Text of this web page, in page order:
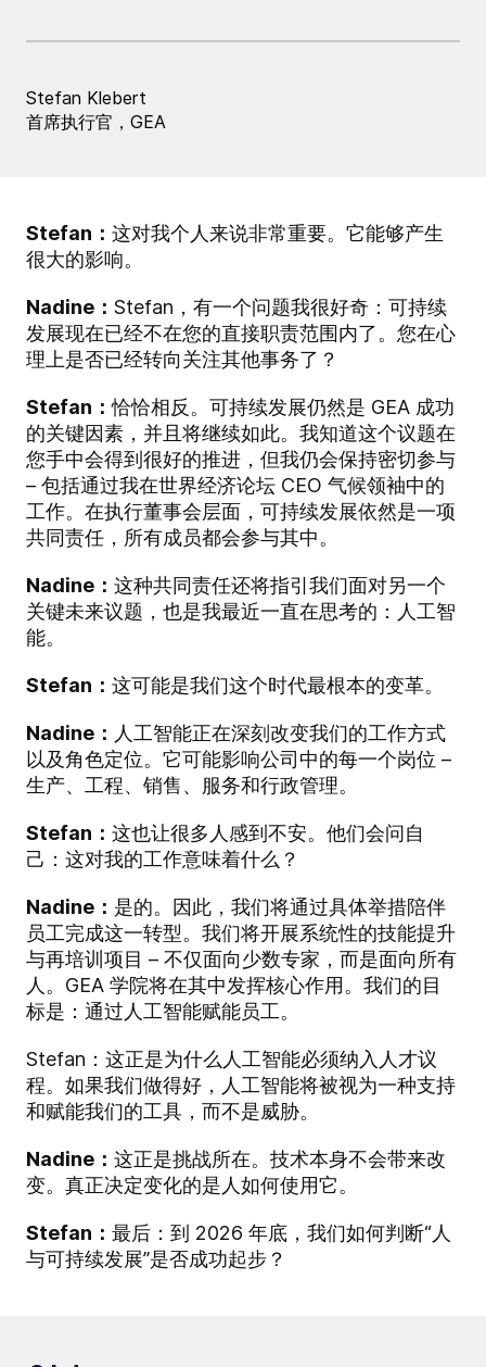
Stefan Klebert
首席执行官，GEA
Stefan： 这对我个人来说非常重要。它能够产生
很大的影响。
Nadine： Stefan，有一个问题我很好奇：可持续
发展现在已经不在您的直接职责范围内了。您在心
理上是否已经转向关注其他事务了？
Stefan：恰恰相反。可持续发展仍然是 GEA 成功
的关键因素，并且将继续如此。我知道这个议题在
您手中会得到很好的推进，但我仍会保持密切参与
– 包括通过我在世界经济论坛 CEO 气候领袖中的
工作。在执行董事会层面，可持续发展依然是一项
共同责任，所有成员都会参与其中。
Nadine： 这种共同责任还将指引我们面对另一个
关键未来议题，也是我最近一直在思考的：人工智
能。
Stefan： 这可能是我们这个时代最根本的变革。
Nadine： 人工智能正在深刻改变我们的工作方式
以及角色定位。它可能影响公司中的每一个岗位 –
生产、工程、销售、服务和行政管理。
Stefan： 这也让很多人感到不安。他们会问自
己：这对我的工作意味着什么？
Nadine： 是的。因此，我们将通过具体举措陪伴
员工完成这一转型。我们将开展系统性的技能提升
与再培训项目 – 不仅面向少数专家，而是面向所有
人。GEA 学院将在其中发挥核心作用。我们的目
标是：通过人工智能赋能员工。
Stefan：这正是为什么人工智能必须纳入人才议
程。如果我们做得好，人工智能将被视为一种支持
和赋能我们的工具，而不是威胁。
Nadine： 这正是挑战所在。技术本身不会带来改
变。真正决定变化的是人如何使用它。
Stefan： 最后：到 2026 年底，我们如何判断“人
与可持续发展”是否成功起步？